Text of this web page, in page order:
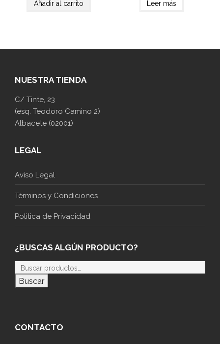
Añadir al carrito Leer más
NUESTRA TIENDA
C/ Tinte, 23
(esq. Teodoro Camino 2)
Albacete (02001)
LEGAL
Aviso Legal
Términos y Condiciones
Politica de Privacidad
¿BUSCAS ALGÚN PRODUCTO?
Buscar
CONTACTO